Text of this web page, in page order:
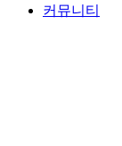
커뮤니티